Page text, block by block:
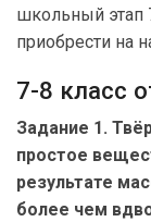
школьный этап
приобрести на
7-8 класс
Задание 1.
простое
результате
более чем